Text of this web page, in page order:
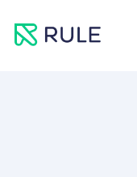
rett